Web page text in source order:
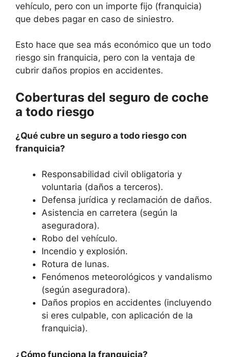
vehículo, pero con un importe fijo (franquicia)
que debes pagar en caso de siniestro.
Esto hace que sea más económico que un todo
riesgo sin franquicia, pero con la ventaja de
cubrir daños propios en accidentes.
Coberturas del seguro de coche
a todo riesgo
¿Qué cubre un seguro a todo riesgo con
franquicia?
Responsabilidad civil obligatoria y
voluntaria (daños a terceros).
Defensa jurídica y reclamación de daños.
Asistencia en carretera (según la
aseguradora).
Robo del vehículo.
Incendio y explosión.
Rotura de lunas.
Fenómenos meteorológicos y vandalismo
(según aseguradora).
Daños propios en accidentes (incluyendo
si eres culpable, con aplicación de la
franquicia).
¿Cómo funciona la franquicia?